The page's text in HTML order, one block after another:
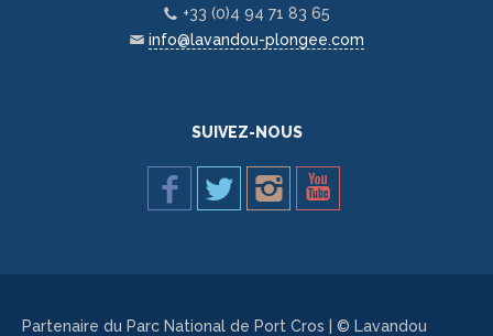
+33 (0)4 94 71 83 65
info@lavandou-plongee.com
SUIVEZ-NOUS
Partenaire du Parc National de Port Cros | © Lavandou